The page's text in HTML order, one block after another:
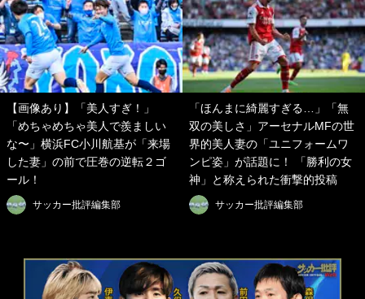
【画像あり】「美人すぎ！」
「めちゃめちゃ美人で羨ましい
な〜」横浜FC小川航基が「来場
した妻」の前で圧巻の逆転２ゴ
ール！
サッカー批評編集部
「ほんまに綺麗すぎる…」「無
双の美しさ」アーセナルMFの世
界的美人妻の「ユニフォームワ
ンピ姿」が話題に！ 「勝利の女
神」と称えられた衝撃的投稿
サッカー批評編集部